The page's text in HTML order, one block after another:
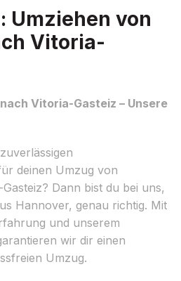
Umziehen von
Vitoria-
Vitoria-Gasteiz – Unsere
deinen Umzug von
Dann bist du bei uns,
Hannover, genau richtig. Mit
und unserem
wir dir einen
Umzug.